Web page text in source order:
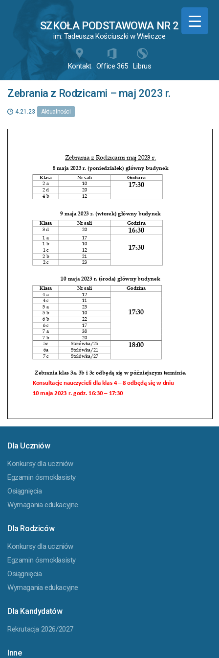
SZKOŁA PODSTAWOWA NR 2
im. Tadeusza Kościuszki w Wieliczce

Kontakt

Office 365

Librus
Zebrania z Rodzicami – maj 2023 r.
 4.21.23 Aktualności
Dla Uczniów
Konkursy dla uczniów
Egzamin ósmoklasisty
Osiągnięcia
Wymagania edukacyjne
Dla Rodziców
Konkursy dla uczniów
Egzamin ósmoklasisty
Osiągnięcia
Wymagania edukacyjne
Dla Kandydatów
Rekrutacja 2026/2027
Inne